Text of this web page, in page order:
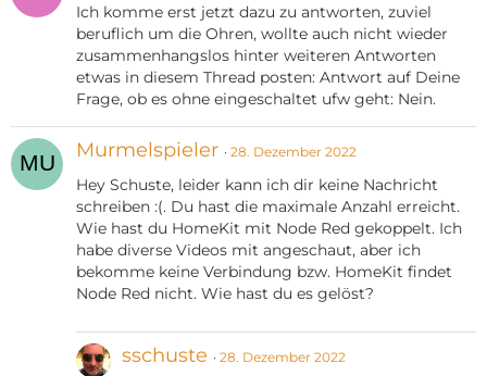
Ich komme erst jetzt dazu zu antworten, zuviel
beruflich um die Ohren, wollte auch nicht wieder
zusammenhangslos hinter weiteren Antworten
etwas in diesem Thread posten: Antwort auf Deine
Frage, ob es ohne eingeschaltet ufw geht: Nein.
Murmelspieler 28. Dezember 2022
Hey Schuste, leider kann ich dir keine Nachricht
schreiben :(. Du hast die maximale Anzahl erreicht.
Wie hast du HomeKit mit Node Red gekoppelt. Ich
habe diverse Videos mit angeschaut, aber ich
bekomme keine Verbindung bzw. HomeKit findet
Node Red nicht. Wie hast du es gelöst?
sschuste 28. Dezember 2022